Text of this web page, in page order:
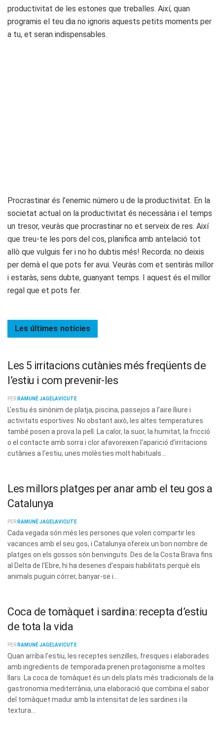
productivitat de les estones que treballes. Així, quan
programis el teu dia no ignoris aquests petits moments per
a tu, et seran indispensables.
Procrastinar és l’enemic número u de la productivitat. En la
societat actual on la productivitat és necessària i el temps
un tresor, veuràs que procrastinar no et serveix de res. Així
que treu-te les pors del cos, planifica amb antelació tot
allò que vulguis fer i no ho dubtis més! Recorda: no deixis
per demà el que pots fer avui. Veuràs com et sentiràs millor
i estaràs, sens dubte, guanyant temps. I aquest és el millor
regal que et pots fer.
Les últimes notícies
Les 5 irritacions cutànies més freqüents de
l’estiu i com prevenir-les
PER RAMUNÉ JAGELAVICUTE
L'estiu és sinònim de platja, piscina, passejos a l'aire lliure i
activitats esportives. No obstant això, les altes temperatures
també posen a prova la pell. La calor, la suor, la humitat, la fricció
o el contacte amb sorra i clor afavoreixen l'aparició d'irritacions
cutànies a l'estiu, unes molèsties molt habituals...
Les millors platges per anar amb el teu gos a
Catalunya
PER RAMUNÉ JAGELAVICUTE
Cada vegada són més les persones que volen compartir les
vacances amb el seu gos, i Catalunya ofereix un bon nombre de
platges on els gossos són benvinguts. Des de la Costa Brava fins
al Delta de l'Ebre, hi ha desenes d'espais habilitats perquè els
animals puguin córrer, banyar-se i...
Coca de tomàquet i sardina: recepta d’estiu
de tota la vida
PER RAMUNÉ JAGELAVICUTE
Quan arriba l'estiu, les receptes senzilles, fresques i elaborades
amb ingredients de temporada prenen protagonisme a moltes
llars. La coca de tomàquet és un dels plats més tradicionals de la
gastronomia mediterrània, una elaboració que combina el sabor
del tomàquet madur amb la intensitat de les sardines i la
textura...